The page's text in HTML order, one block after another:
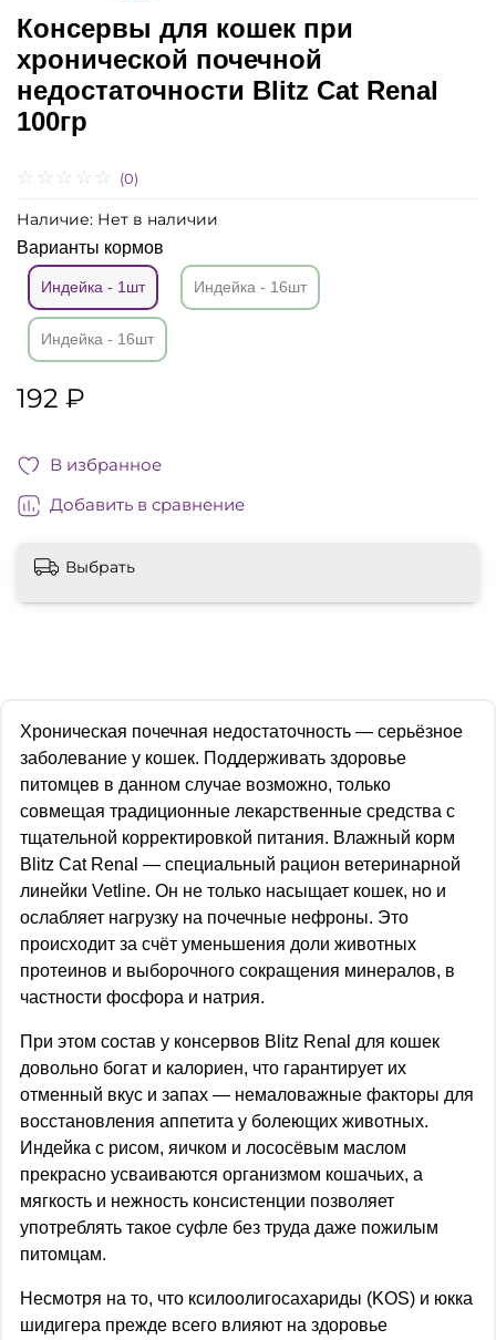
(0)
Наличие: Нет в наличии
Консервы для кошек при
хронической почечной
недостаточности Blitz Cat Renal
100гр
Варианты кормов
Индейка - 1шт Индейка - 16шт
Индейка - 16шт
192 ₽
В избранное
Добавить в сравнение
Выбрать
Хроническая почечная недостаточность — серьёзное
заболевание у кошек. Поддерживать здоровье
питомцев в данном случае возможно, только
совмещая традиционные лекарственные средства с
тщательной корректировкой питания. Влажный корм
Blitz Cat Renal — специальный рацион ветеринарной
линейки Vetline. Он не только насыщает кошек, но и
ослабляет нагрузку на почечные нефроны. Это
происходит за счёт уменьшения доли животных
протеинов и выборочного сокращения минералов, в
частности фосфора и натрия.
При этом состав у консервов Blitz Renal для кошек
довольно богат и калориен, что гарантирует их
отменный вкус и запах — немаловажные факторы для
восстановления аппетита у болеющих животных.
Индейка с рисом, яичком и лососёвым маслом
прекрасно усваиваются организмом кошачьих, а
мягкость и нежность консистенции позволяет
употреблять такое суфле без труда даже пожилым
питомцам.
Несмотря на то, что ксилоолигосахариды (KOS) и юкка
шидигера прежде всего влияют на здоровье